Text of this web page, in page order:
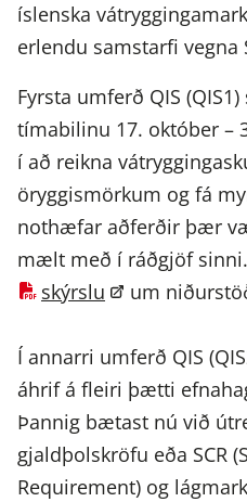
íslenska
erlendu samstarfi vegna
Fyrsta umferð QIS
tímabilinu 17. október –
í að reikna
öryggismörkum og fá
nothæfar aðferðir þær
mælt með í ráðgjöf
skýrslu
um
Í annarri umferð QIS
áhrif á fleiri þætti
Þannig bætast nú við
gjaldþolskröfu eða SCR
Requirement) og